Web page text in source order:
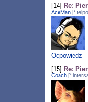
[14] Re:
AceMan
Odpowiedz
[15] Re:
Coach